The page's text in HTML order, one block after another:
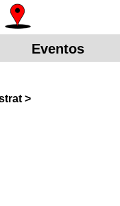
Eventos
>